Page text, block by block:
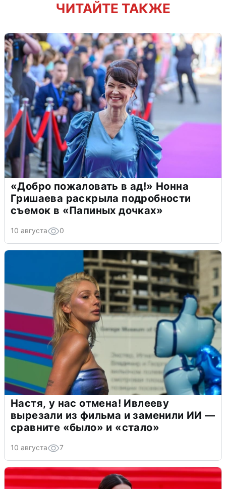
ЧИТАЙТЕ ТАКЖЕ
«Добро пожаловать в ад!» Нонна
Гришаева раскрыла подробности
съемок в «Папиных дочках»
10 августа 0
Настя, у нас отмена! Ивлееву
вырезали из фильма и заменили ИИ —
сравните «было» и «стало»
10 августа 7